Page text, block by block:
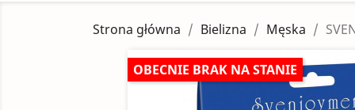
Strona główna Bielizna Męska
OBECNIE BRAK NA STANIE